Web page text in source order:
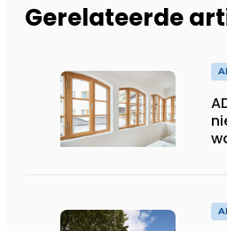
Gerelateerde